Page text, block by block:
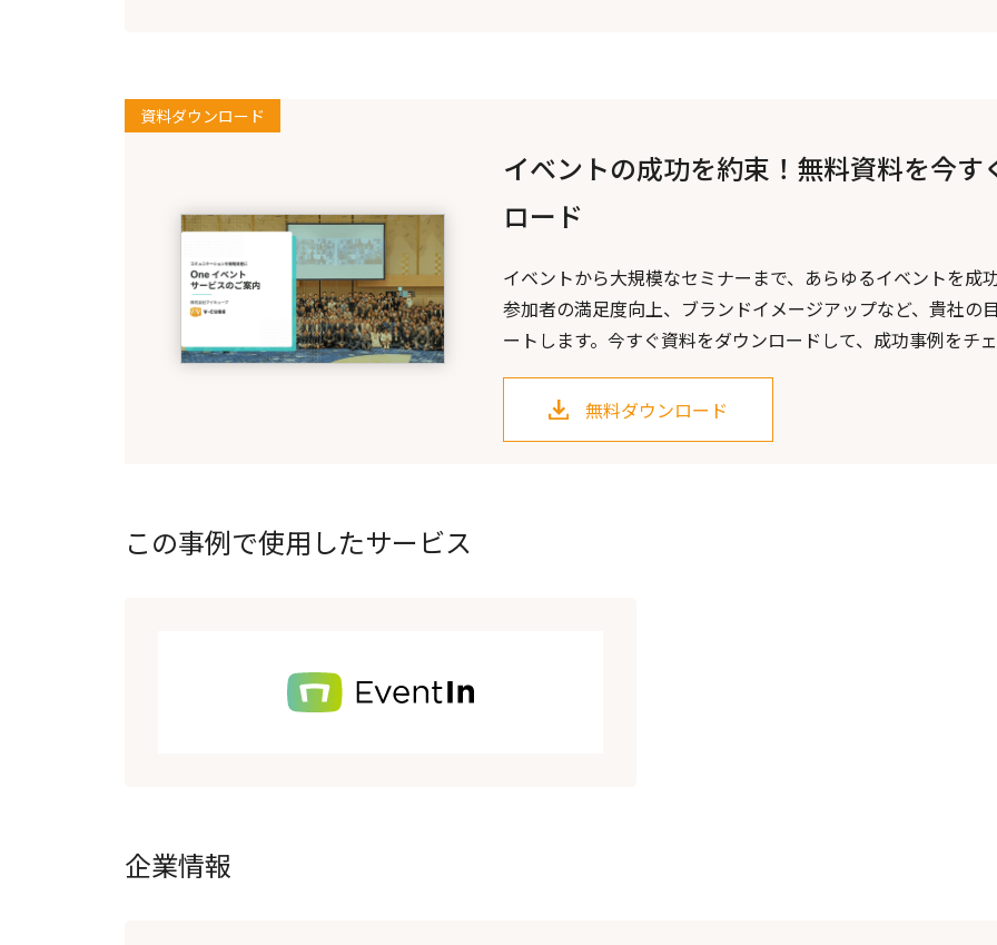
資料ダウンロード
イベントの成功を約束！無料資料を今す
ロード
イベントから大規模なセミナーまで、あらゆるイベントを成功
参加者の満足度向上、ブランドイメージアップなど、貴社の
ートします。今すぐ資料をダウンロードして、成功事例をチ
無料ダウンロード
この事例で使用したサービス
企業情報